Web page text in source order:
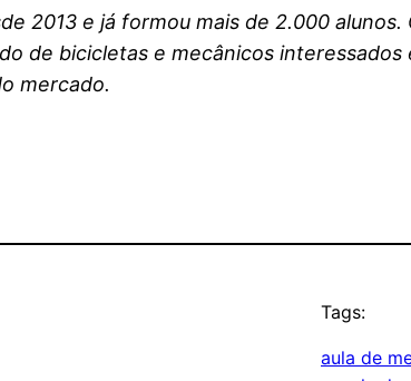
2013 e já formou mais de 2.000
de bicicletas e mecânicos
mercado.
Tags:
aula de